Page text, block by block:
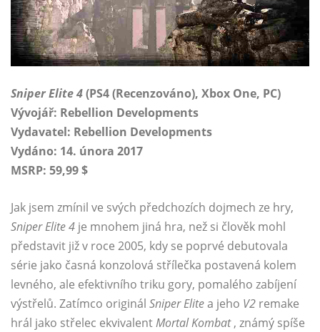
Sniper Elite 4(PS4 (Recenzováno), Xbox One, PC)
Vývojář: Rebellion Developments
Vydavatel: Rebellion Developments
Vydáno: 14. února 2017
MSRP: 59,99 $
Jak jsem zmínil ve svých předchozích dojmech ze hry,
Sniper Elite 4 je mnohem jiná hra, než si člověk mohl
představit již v roce 2005, kdy se poprvé debutovala
série jako časná konzolová střílečka postavená kolem
levného, ​​ale efektivního triku gory, pomalého zabíjení
výstřelů. Zatímco originál Sniper Elitea jeho V2 remake
hrál jako střelec ekvivalentMortal Kombat, známý spíše